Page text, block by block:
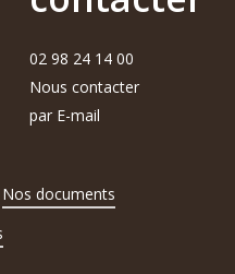
02 98 24 14 00
Nous contacter
par E-mail
Nos documents